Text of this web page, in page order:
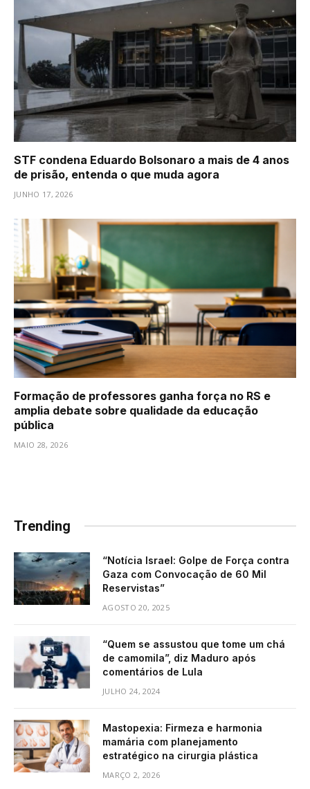
STF condena Eduardo Bolsonaro a mais de 4 anos
de prisão, entenda o que muda agora
JUNHO 17, 2026
Formação de professores ganha força no RS e
amplia debate sobre qualidade da educação
pública
MAIO 28, 2026
Trending
“Notícia Israel: Golpe de Força contra
Gaza com Convocação de 60 Mil
Reservistas”
AGOSTO 20, 2025
“Quem se assustou que tome um chá
de camomila”, diz Maduro após
comentários de Lula
JULHO 24, 2024
Mastopexia: Firmeza e harmonia
mamária com planejamento
estratégico na cirurgia plástica
MARÇO 2, 2026